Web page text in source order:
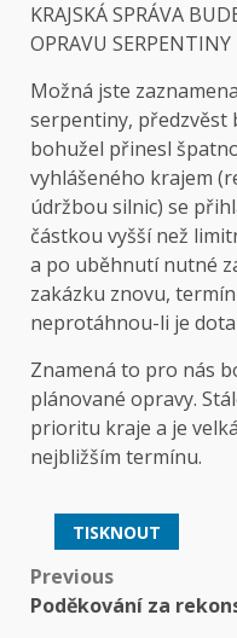
KRAJSKÁ SPRÁVA
OPRAVU SERPENTINY
Možná jste
serpentiny, předzvěst
bohužel přinesl
vyhlášeného krajem
údržbou silnic) se
částkou vyšší než
a po uběhnutí nutné
zakázku znovu,
neprotáhnou-li je
Znamená to pro nás
plánované opravy.
prioritu kraje a je
nejbližším termínu.
TISKNOUT
Post
Previous
Poděkování za